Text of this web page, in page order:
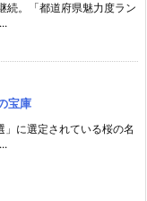
続。「都道府県魅力度ラン
宝庫
に選定されている桜の名